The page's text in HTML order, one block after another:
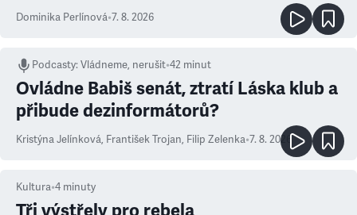
Dominika Perlínová•7. 8. 2026
Podcasty:Vládneme, nerušit•42 minut
Ovládne Babiš senát, ztratí Láska klub a
přibude dezinformátorů?
Kristýna Jelínková, František Trojan, Filip Zelenka•7. 8. 2026
Kultura•4 minuty
Tři výstřely pro rebela